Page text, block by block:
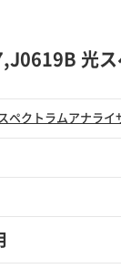
光ス
ペクトラムアナライ